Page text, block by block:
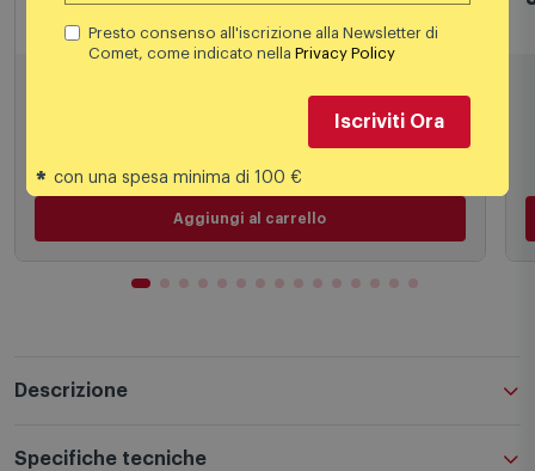
199,00 €
Aggiungi al carrello
Descrizione
Specifiche tecniche
Presto consenso all'iscrizione alla Newsletter di
Comet, come indicato nellaPrivacy Policy
Iscriviti Ora
* con una spesa minima di 100 €